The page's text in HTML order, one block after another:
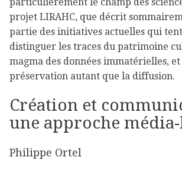
projet LIRAHC, que décrit
partie des initiatives actuelles qui
distinguer les traces du patrimoine
magma des données immatérielles, et
préservation autant que la diffusion.
Création et
une approche
Philippe Ortel